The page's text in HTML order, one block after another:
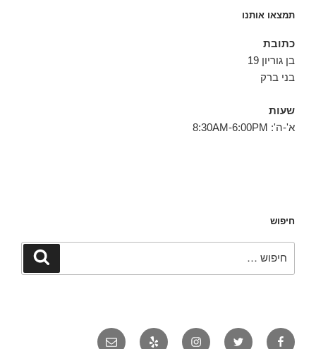
תמצאו אותנו
כתובת
בן גוריון 19
בני ברק
שעות
א'-ה': 8:30AM-6:00PM
חיפוש
חיפוש
פייסבוק טוויטר אינסטגרם יאלפ אימייל